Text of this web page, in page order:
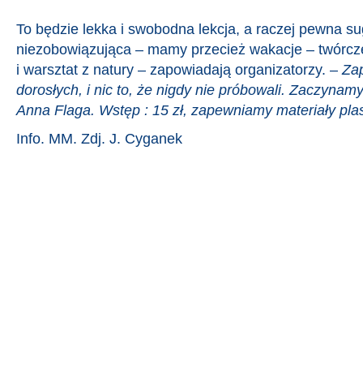
To będzie lekka i swobodna lekcja, a raczej pewna
niezobowiązująca – mamy przecież wakacje –
i warsztat z natury – zapowiadają organizatorzy. –
dorosłych, i nic to, że nigdy nie próbowali.
Anna Flaga. Wstęp : 15 zł, zapewniamy materiały
Info. MM. Zdj. J. Cyganek